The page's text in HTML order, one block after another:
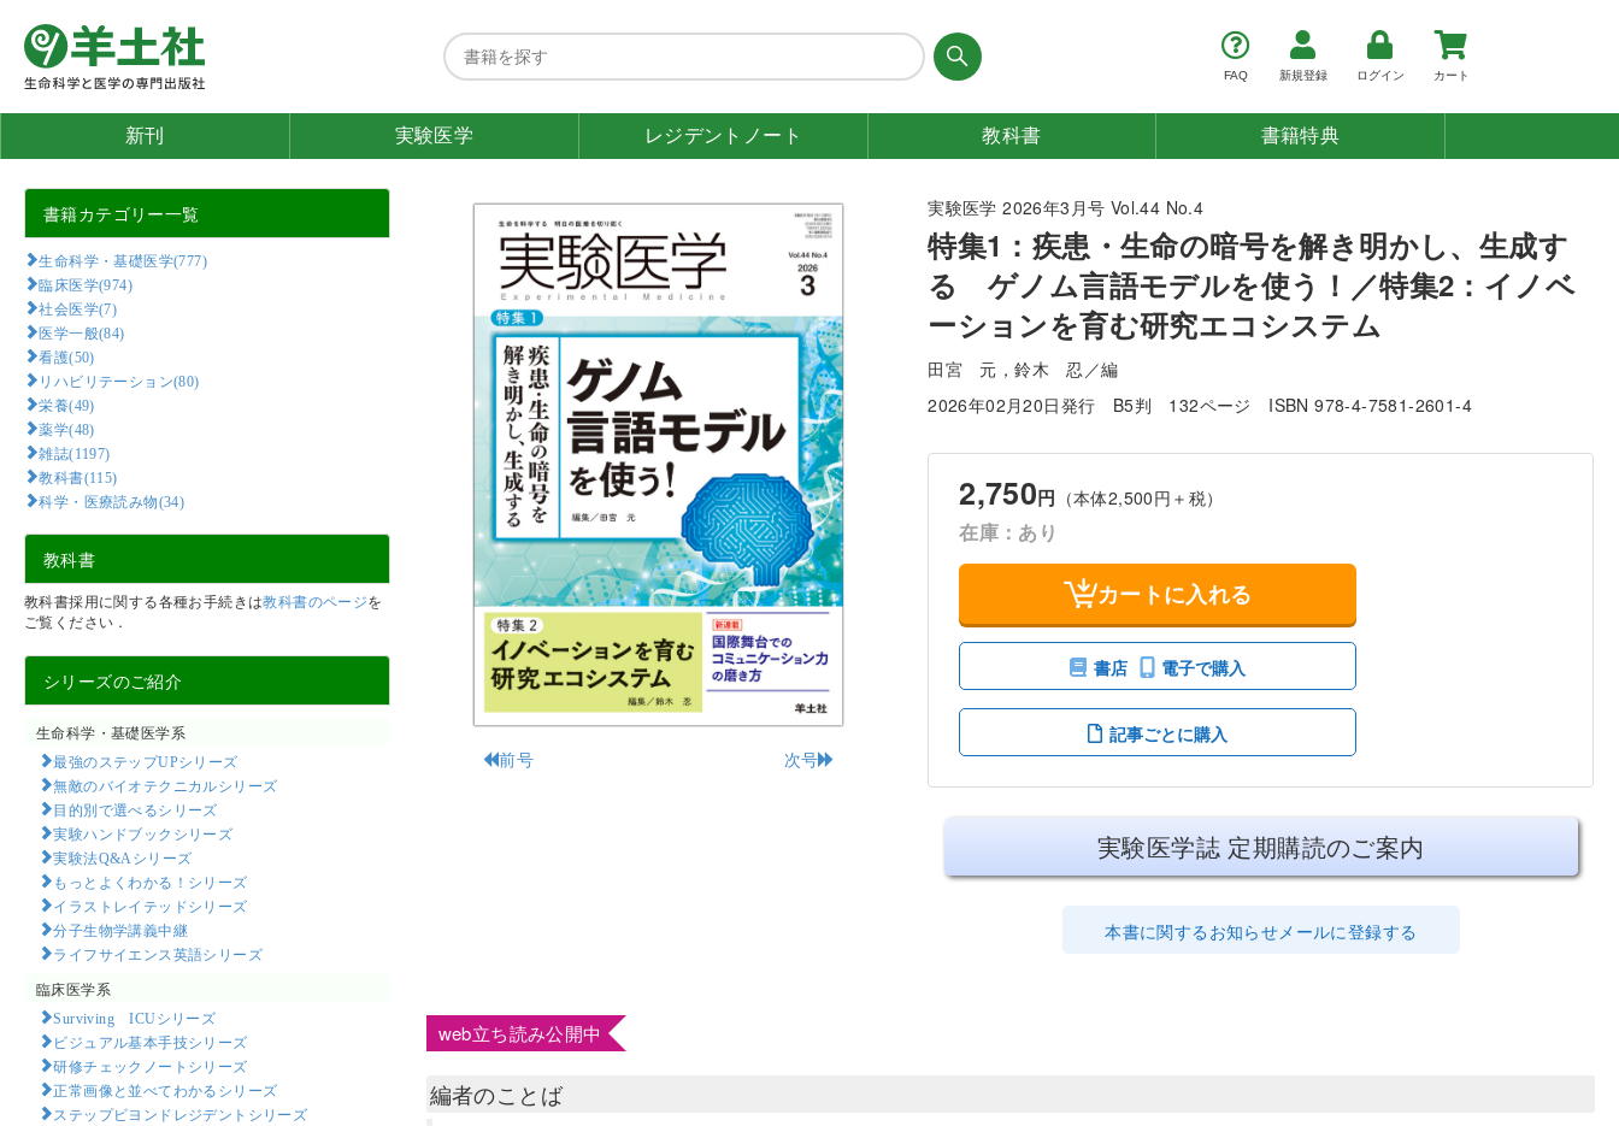
FAQ 新規登録 ログイン カート
新刊 実験医学 レジデント ノート 教科書 書籍特典
書籍カテゴリー一覧
生命科学・基礎医学(777)
臨床医学(974)
社会医学(7)
医学一般(84)
看護(50)
リハビリテーション(80)
栄養(49)
薬学(48)
雑誌(1197)
教科書(115)
科学・医療読み物(34)
教科書
教科書採用に関する各種お手続きは教科書のページを
ご覧ください．
シリーズのご紹介
生命科学・基礎医学系
最強のステップUPシリーズ
無敵のバイオテクニカルシリーズ
目的別で選べるシリーズ
実験ハンドブックシリーズ
実験法Q&Aシリーズ
もっとよくわかる！シリーズ
イラストレイテッドシリーズ
分子生物学講義中継
ライフサイエンス英語シリーズ
臨床医学系
Surviving ICUシリーズ
ビジュアル基本手技シリーズ
研修チェックノートシリーズ
正常画像と並べてわかるシリーズ
ステップビヨンドレジデントシリーズ
前号 次号
実験医学 2026年3月号 Vol.44 No.4
特集1：疾患・生命の暗号を解き明かし、生成す
る ゲノム言語モデルを使う！／特集2：イノベ
ーションを育む研究エコシステム
田宮 元，鈴木 忍／編
2026年02月20日発行
B5判 132ページ ISBN 978-4-7581-2601-4
2,750円 （本体2,500円＋税）
在庫：あり
カートに入れる
書店 電子で購入
記事ごとに購入
実験医学誌 定期購読のご案内
本書に関するお知らせメールに登録する
web立ち読み公開中
編者のことば